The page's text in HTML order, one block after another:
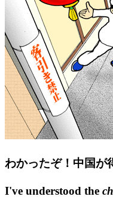
わかったぞ！中国が
I've understood the